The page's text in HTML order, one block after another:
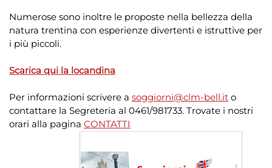
Numerose sono inoltre le proposte nella bellezza della
natura trentina con esperienze divertenti e istruttive per
i più piccoli.
Scarica qui la locandina
Per informazioni scrivere a soggiorni@clm-bell.it o
contattare la Segreteria al 0461/981733. Trovate i nostri
orari alla pagina CONTATTI